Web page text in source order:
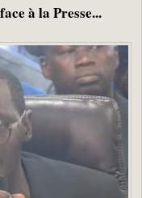
à la Presse...